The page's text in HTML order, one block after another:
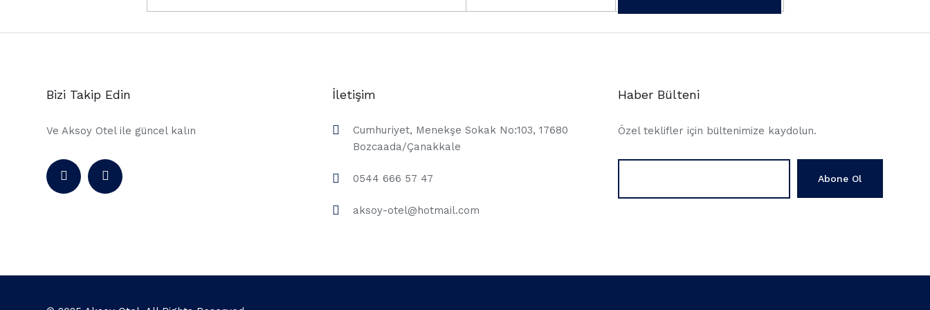
Bizi Takip Edin
Ve Aksoy Otel ile güncel kalın
İletişim
Cumhuriyet, Menekşe Sokak No:103, 17680
Bozcaada/Çanakkale
0544 666 57 47
aksoy-otel@hotmail.com
Haber Bülteni
Özel teklifler için bültenimize kaydolun.